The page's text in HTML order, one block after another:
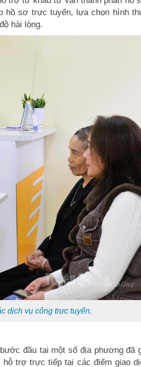
hồ sơ trực tuyến, lựa chọn hình
hài lòng.
dịch vụ công trực tuyến.
đầu tại một số địa phương đã
trợ trực tiếp tại các điểm giao